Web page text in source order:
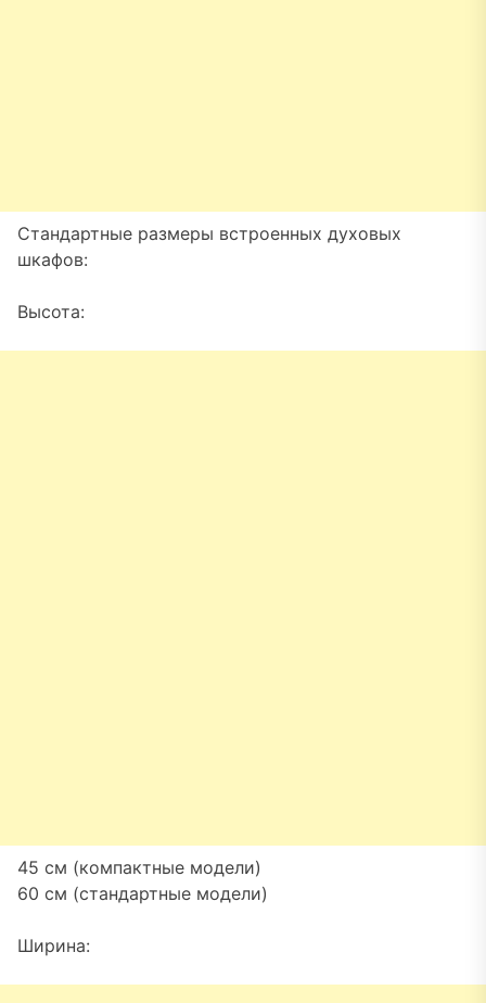
Стандартные размеры встроенных духовых
шкафов:
Высота:
45 см (компактные модели)
60 см (стандартные модели)
Ширина: